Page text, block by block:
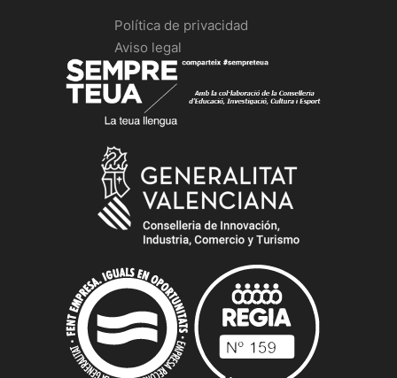
Política de privacidad
Aviso legal